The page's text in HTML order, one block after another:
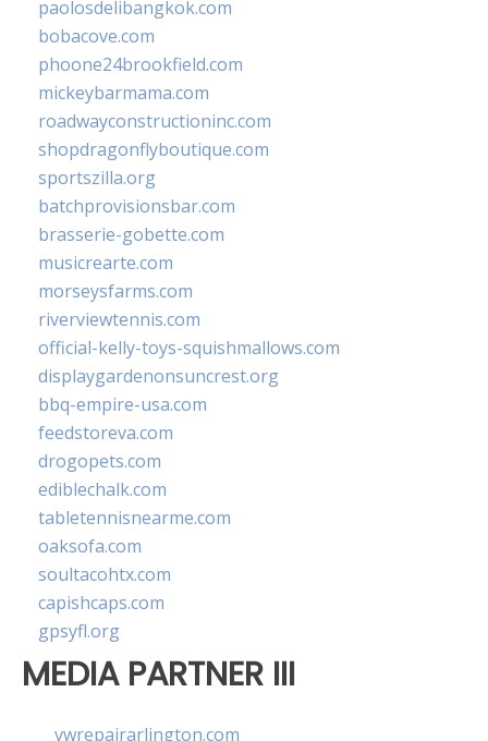
paolosdelibangkok.com
bobacove.com
phoone24brookfield.com
mickeybarmama.com
roadwayconstructioninc.com
shopdragonflyboutique.com
sportszilla.org
batchprovisionsbar.com
brasserie-gobette.com
musicrearte.com
morseysfarms.com
riverviewtennis.com
official-kelly-toys-squishmallows.com
displaygardenonsuncrest.org
bbq-empire-usa.com
feedstoreva.com
drogopets.com
ediblechalk.com
tabletennisnearme.com
oaksofa.com
soultacohtx.com
capishcaps.com
gpsyfl.org
MEDIA PARTNER III
vwrepairarlington.com